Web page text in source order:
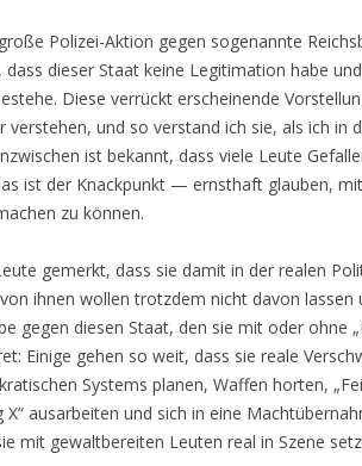
Polizei-Aktion gegen sogenannte
dieser Staat keine Legitimation habe
Diese verrückt erscheinende
und so verstand ich sie, als ich in
ist bekannt, dass viele Leute
ist der Knackpunkt — ernsthaft glauben,
zu können.
gemerkt, dass sie damit in der realen
ihnen wollen trotzdem nicht davon lassen
gegen diesen Staat, den sie mit oder ohne
Einige gehen so weit, dass sie reale
Systems planen, Waffen horten,
X“ ausarbeiten und sich in eine
mit gewaltbereiten Leuten real in Szene